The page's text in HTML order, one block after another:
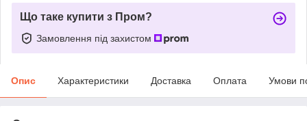
Що таке купити з Пром?
Замовлення під захистом
Опис Характеристики Доставка Оплата Умови